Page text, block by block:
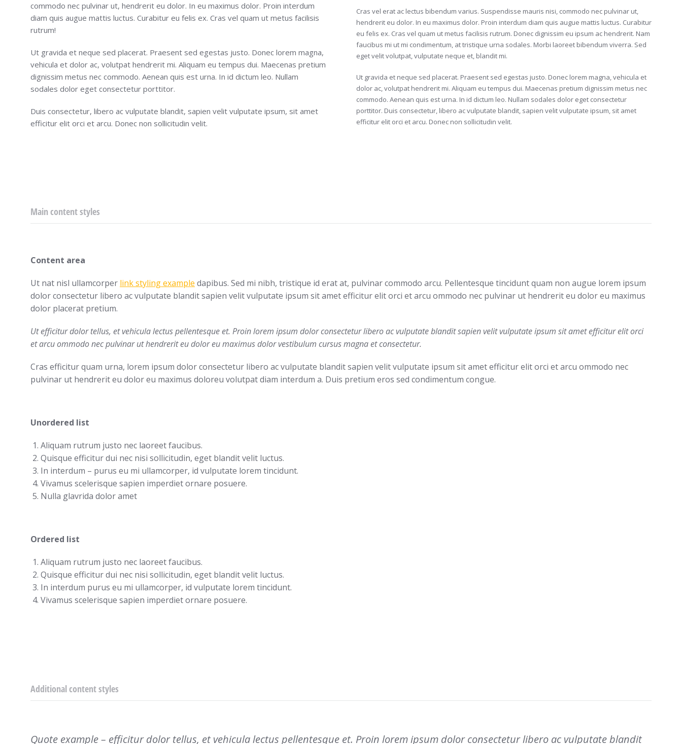
commodo nec pulvinar ut, hendrerit eu dolor. In eu maximus dolor. Proin interdum
diam quis augue mattis luctus. Curabitur eu felis ex. Cras vel quam ut metus facilisis
rutrum!
Ut gravida et neque sed placerat. Praesent sed egestas justo. Donec lorem magna,
vehicula et dolor ac, volutpat hendrerit mi. Aliquam eu tempus dui. Maecenas pretium
dignissim metus nec commodo. Aenean quis est urna. In id dictum leo. Nullam
sodales dolor eget consectetur porttitor.
Duis consectetur, libero ac vulputate blandit, sapien velit vulputate ipsum, sit amet
efficitur elit orci et arcu. Donec non sollicitudin velit.
Cras vel erat ac lectus bibendum varius. Suspendisse mauris nisi, commodo nec pulvinar ut,
hendrerit eu dolor. In eu maximus dolor. Proin interdum diam quis augue mattis luctus. Curabitur
eu felis ex. Cras vel quam ut metus facilisis rutrum. Donec dignissim eu ipsum ac hendrerit. Nam
faucibus mi ut mi condimentum, at tristique urna sodales. Morbi laoreet bibendum viverra. Sed
eget velit volutpat, vulputate neque et, blandit mi.
Ut gravida et neque sed placerat. Praesent sed egestas justo. Donec lorem magna, vehicula et
dolor ac, volutpat hendrerit mi. Aliquam eu tempus dui. Maecenas pretium dignissim metus nec
commodo. Aenean quis est urna. In id dictum leo. Nullam sodales dolor eget consectetur
porttitor. Duis consectetur, libero ac vulputate blandit, sapien velit vulputate ipsum, sit amet
efficitur elit orci et arcu. Donec non sollicitudin velit.
Main content styles
Content area
Ut nat nisl ullamcorper link styling example dapibus. Sed mi nibh, tristique id erat at, pulvinar commodo arcu. Pellentesque tincidunt quam non augue lorem ipsum
dolor consectetur libero ac vulputate blandit sapien velit vulputate ipsum sit amet efficitur elit orci et arcu ommodo nec pulvinar ut hendrerit eu dolor eu maximus
dolor placerat pretium.
Ut efficitur dolor tellus, et vehicula lectus pellentesque et. Proin lorem ipsum dolor consectetur libero ac vulputate blandit sapien velit vulputate ipsum sit amet efficitur elit orci
et arcu ommodo nec pulvinar ut hendrerit eu dolor eu maximus dolor vestibulum cursus magna et consectetur.
Cras efficitur quam urna, lorem ipsum dolor consectetur libero ac vulputate blandit sapien velit vulputate ipsum sit amet efficitur elit orci et arcu ommodo nec
pulvinar ut hendrerit eu dolor eu maximus doloreu volutpat diam interdum a. Duis pretium eros sed condimentum congue.
Unordered list
Aliquam rutrum justo nec laoreet faucibus.
Quisque efficitur dui nec nisi sollicitudin, eget blandit velit luctus.
In interdum – purus eu mi ullamcorper, id vulputate lorem tincidunt.
Vivamus scelerisque sapien imperdiet ornare posuere.
Nulla glavrida dolor amet
Ordered list
Aliquam rutrum justo nec laoreet faucibus.
Quisque efficitur dui nec nisi sollicitudin, eget blandit velit luctus.
In interdum purus eu mi ullamcorper, id vulputate lorem tincidunt.
Vivamus scelerisque sapien imperdiet ornare posuere.
Additional content styles
Quote example – efficitur dolor tellus, et vehicula lectus pellentesque et. Proin lorem ipsum dolor consectetur libero ac vulputate blandit